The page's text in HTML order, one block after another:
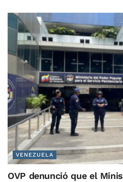
VENEZUELA
OVP denunció que el